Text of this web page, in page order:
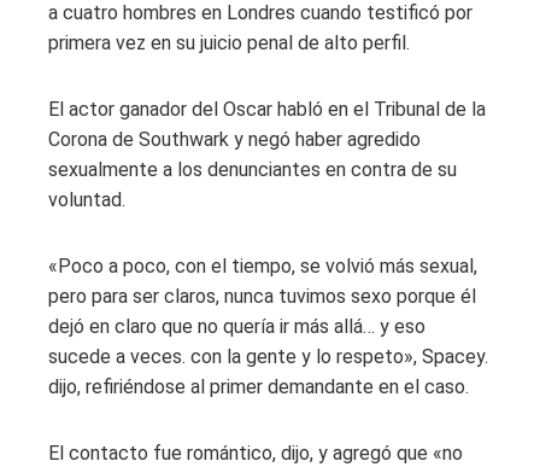
a cuatro hombres en Londres cuando testificó por
primera vez en su juicio penal de alto perfil.
El actor ganador del Oscar habló en el Tribunal de la
Corona de Southwark y negó haber agredido
sexualmente a los denunciantes en contra de su
voluntad.
«Poco a poco, con el tiempo, se volvió más sexual,
pero para ser claros, nunca tuvimos sexo porque él
dejó en claro que no quería ir más allá… y eso
sucede a veces. con la gente y lo respeto», Spacey.
dijo, refiriéndose al primer demandante en el caso.
El contacto fue romántico, dijo, y agregó que «no